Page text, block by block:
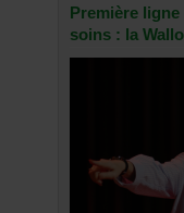
Première
soins : la